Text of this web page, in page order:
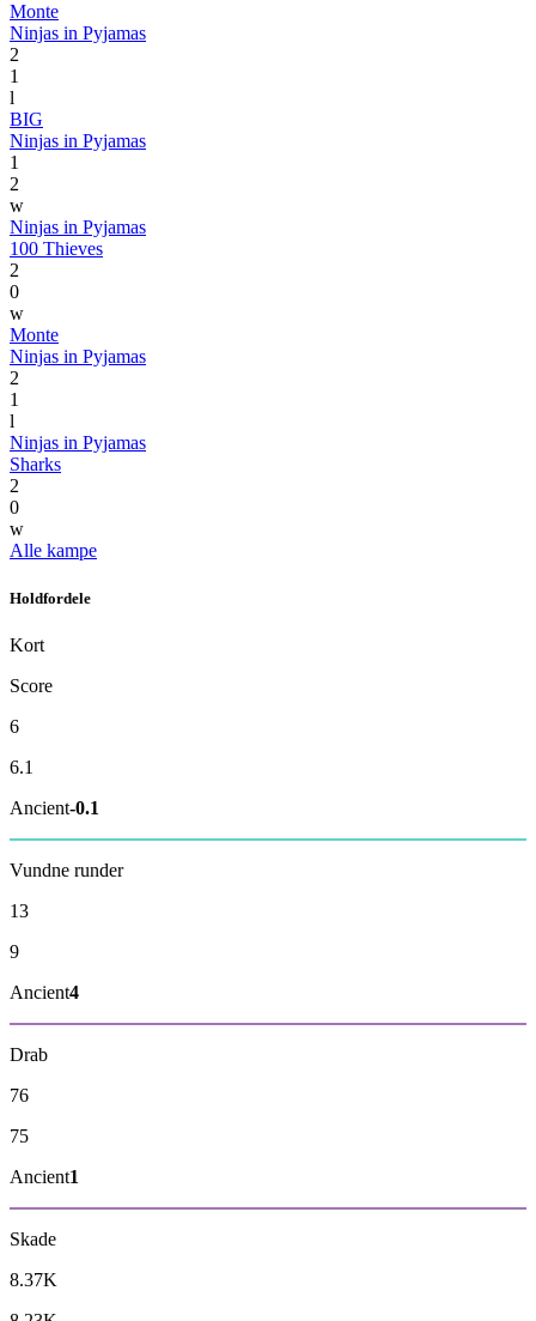
Monte
Ninjas in Pyjamas
2
1
l
BIG
Ninjas in Pyjamas
1
2
w
Ninjas in Pyjamas
100 Thieves
2
0
w
Monte
Ninjas in Pyjamas
2
1
l
Ninjas in Pyjamas
Sharks
2
0
w
Alle kampe
Holdfordele
Kort
Score
6
6.1
Ancient-0.1
Vundne runder
13
9
Ancient4
Drab
76
75
Ancient1
Skade
8.37K